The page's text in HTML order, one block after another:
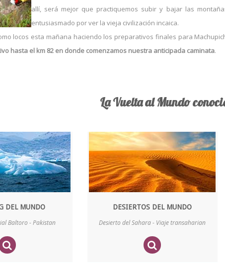
allí, será mejor que practiquemos subir y bajar las
entusiasmado por ver la vieja civilización incaica.
locos esta mañana haciendo los preparativos finales para
hasta el km 82 en donde comenzamos nuestra anticipada caminata.
La Vuelta al Mundo
DEL MUNDO
Baltoro - Pakistan
DESIERTOS DEL MUNDO
Desierto del Sahara - Viaje transaharian